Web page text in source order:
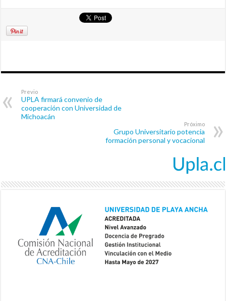
Previo
UPLA firmará convenio de
cooperación con Universidad de
Michoacán
Próximo
Grupo Universitario potencia
formación personal y vocacional